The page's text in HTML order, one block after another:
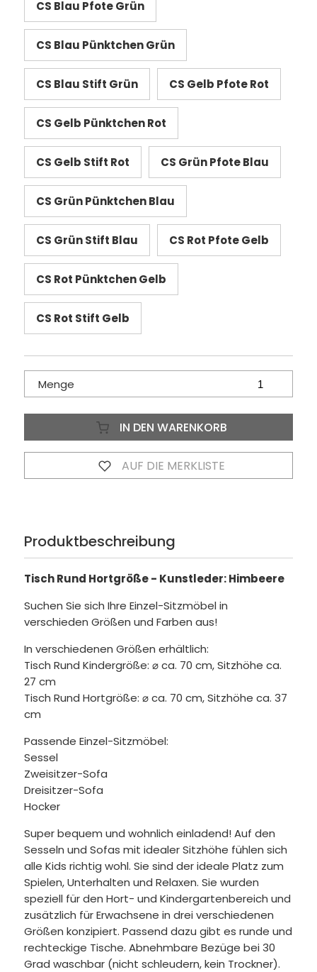
CS Blau Pfote Grün
CS Blau Pünktchen Grün
CS Blau Stift Grün CS Gelb Pfote Rot
CS Gelb Pünktchen Rot
CS Gelb Stift Rot CS Grün Pfote Blau
CS Grün Pünktchen Blau
CS Grün Stift Blau CS Rot Pfote Gelb
CS Rot Pünktchen Gelb
CS Rot Stift Gelb
Menge
IN DEN WARENKORB
AUF DIE MERKLISTE
Produktbeschreibung
Tisch Rund Hortgröße - Kunstleder: Himbeere
Suchen Sie sich Ihre Einzel-Sitzmöbel in
verschieden Größen und Farben aus!
In verschiedenen Größen erhältlich:
Tisch Rund Kindergröße: ⌀ ca. 70 cm, Sitzhöhe ca.
27 cm
Tisch Rund Hortgröße: ⌀ ca. 70 cm, Sitzhöhe ca. 37
cm
Passende Einzel-Sitzmöbel:
Sessel
Zweisitzer-Sofa
Dreisitzer-Sofa
Hocker
Super bequem und wohnlich einladend! Auf den
Sesseln und Sofas mit idealer Sitzhöhe fühlen sich
alle Kids richtig wohl. Sie sind der ideale Platz zum
Spielen, Unterhalten und Relaxen. Sie wurden
speziell für den Hort- und Kindergartenbereich und
zusätzlich für Erwachsene in drei verschiedenen
Größen konzipiert. Passend dazu gibt es runde und
rechteckige Tische. Abnehmbare Bezüge bei 30
Grad waschbar (nicht schleudern, kein Trockner).